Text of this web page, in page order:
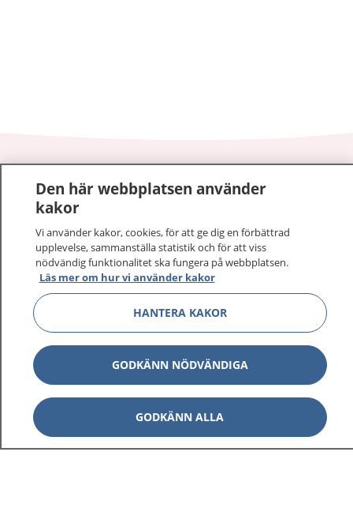
På 1177.se får du råd om hälsa och information om
sjukdomar och vilka mottagningar du kan kontakta.
Logga in för att läsa din journal och göra dina
vårdärenden. Ring telefonnummer 1177 för
sjukvårdsrådgivning dygnet runt.
1177 ger dig råd när du vill må bättre.
1177 på flera språk Visa
Visa
Den här webbplatsen använder
kakor
Vi använder kakor, cookies, för att ge dig en förbättrad
upplevelse, sammanställa statistik och för att viss
nödvändig funktionalitet ska fungera på webbplatsen.
Läs mer om hur vi använder kakor
HANTERA KAKOR
GODKÄNN NÖDVÄNDIGA
GODKÄNN ALLA